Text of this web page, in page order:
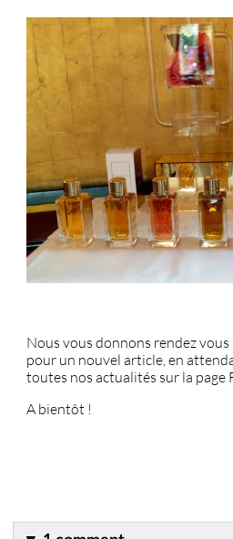
Nous vous donnons rendez
pour un nouvel article, en
toutes nos actualités sur la page
A bientôt !